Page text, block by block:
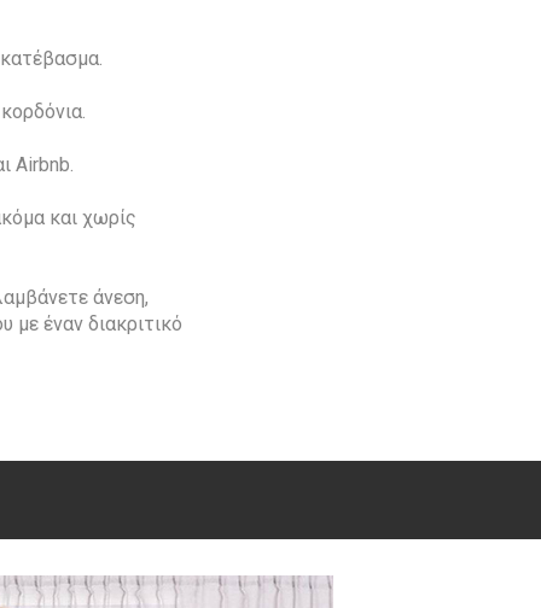
Airbnb.
και χωρίς
άνεση,
έναν διακριτικό